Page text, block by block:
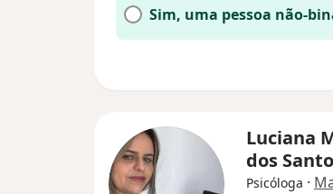
Sim, uma pessoa não-
Luciana
dos
Psicóloga ·